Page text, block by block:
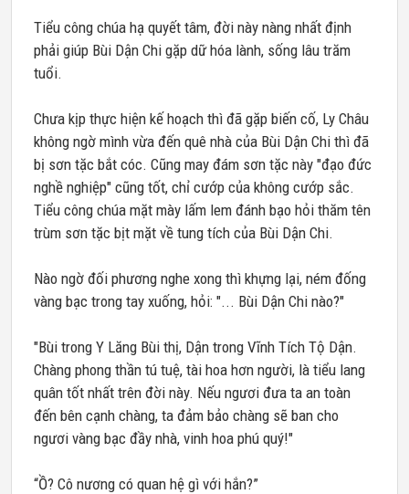
Tiểu công chúa hạ quyết tâm, đời này nàng nhất định
phải giúp Bùi Dận Chi gặp dữ hóa lành, sống lâu trăm
tuổi.
Chưa kịp thực hiện kế hoạch thì đã gặp biến cố, Ly Châu
không ngờ mình vừa đến quê nhà của Bùi Dận Chi thì đã
bị sơn tặc bắt cóc. Cũng may đám sơn tặc này "đạo đức
nghề nghiệp" cũng tốt, chỉ cướp của không cướp sắc.
Tiểu công chúa mặt mày lấm lem đánh bạo hỏi thăm tên
trùm sơn tặc bịt mặt về tung tích của Bùi Dận Chi.
Nào ngờ đối phương nghe xong thì khựng lại, ném đống
vàng bạc trong tay xuống, hỏi: "... Bùi Dận Chi nào?"
"Bùi trong Y Lăng Bùi thị, Dận trong Vĩnh Tích Tộ Dận.
Chàng phong thần tú tuệ, tài hoa hơn người, là tiểu lang
quân tốt nhất trên đời này. Nếu ngươi đưa ta an toàn
đến bên cạnh chàng, ta đảm bảo chàng sẽ ban cho
ngươi vàng bạc đầy nhà, vinh hoa phú quý!"
“Ồ? Cô nương có quan hệ gì với hắn?”